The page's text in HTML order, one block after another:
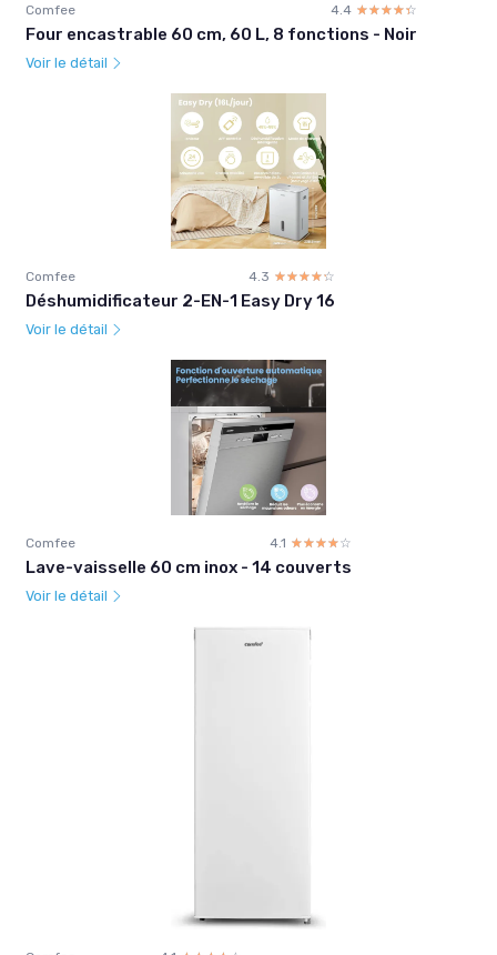
Comfee 4.4 ☆☆☆☆☆
★★★★★
Four encastrable 60 cm, 60 L, 8 fonctions - Noir
Voir le détail
Comfee 4.3 ☆☆☆☆☆
★★★★★
Déshumidificateur 2-EN-1 Easy Dry 16
Voir le détail
Comfee 4.1 ☆☆☆☆☆
★★★★★
Lave-vaisselle 60 cm inox - 14 couverts
Voir le détail